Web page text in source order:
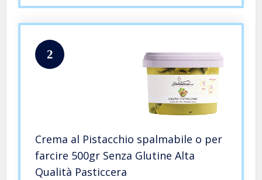
2
Crema al Pistacchio spalmabile o per
farcire 500gr Senza Glutine Alta
Qualità Pasticcera